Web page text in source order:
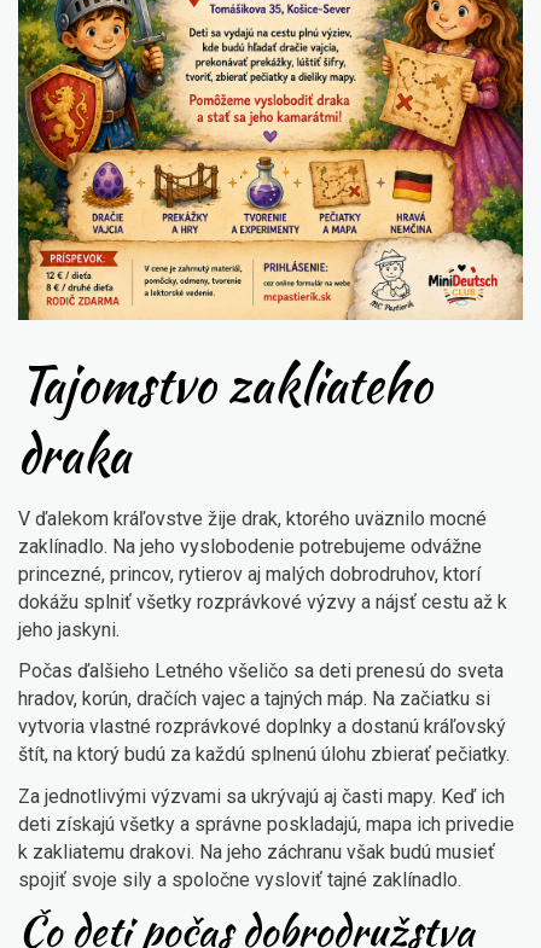
Tajomstvo zakliateho
draka
V ďalekom kráľovstve žije drak, ktorého uväznilo mocné
zaklínadlo. Na jeho vyslobodenie potrebujeme odvážne
princezné, princov, rytierov aj malých dobrodruhov, ktorí
dokážu splniť všetky rozprávkové výzvy a nájsť cestu až k
jeho jaskyni.
Počas ďalšieho Letného všeličo sa deti prenesú do sveta
hradov, korún, dračích vajec a tajných máp. Na začiatku si
vytvoria vlastné rozprávkové doplnky a dostanú kráľovský
štít, na ktorý budú za každú splnenú úlohu zbierať pečiatky.
Za jednotlivými výzvami sa ukrývajú aj časti mapy. Keď ich
deti získajú všetky a správne poskladajú, mapa ich privedie
k zakliatemu drakovi. Na jeho záchranu však budú musieť
spojiť svoje sily a spoločne vysloviť tajné zaklínadlo.
Čo deti počas dobrodružstva